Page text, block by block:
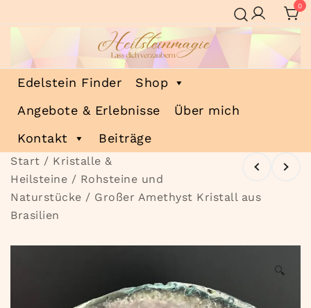
Inhalt
0
Heilsteinmagie
Lass dich verzaubern
Edelstein Finder
Shop
Angebote & Erlebnisse
Über mich
Kontakt
Beiträge
Start / Kristalle &
Heilsteine / Rohsteine und
Naturstücke / Großer Amethyst Kristall aus
Brasilien
🔍